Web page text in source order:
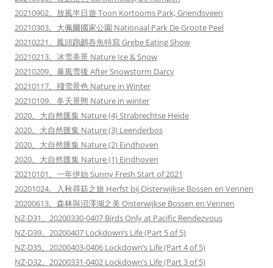
20210902。放風半日遊 Toon Kortooms Park, Griendsveen
20210303。大佩爾國家公園 Nationaal Park De Groote Peel
20210221。鳳頭鸊鷉吞魚特寫 Grebe Eating Show
20210213。冰雪美景 Nature Ice & Snow
20210209。暴風雪後 After Snowstorm Darcy
20210117。殘雪景色 Nature in Winter
20210109。冬天景態 Nature in winter
2020。大自然匯集 Nature (4) Strabrechtse Heide
2020。大自然匯集 Nature (3) Leenderbos
2020。大自然匯集 Nature (2) Eindhoven
2020。大自然匯集 Nature (1) Eindhoven
20210101。一年伊始 Sunny Fresh Start of 2021
20201024。入秋尋菇之旅 Herfst bij Oisterwijkse Bossen en Vennen
20200613。森林與沼澤湖之美 Oisterwijkse Bossen en Vennen
NZ-D31。20200330-0407 Birds Only at Pacific Rendezvous
NZ-D39。20200407 Lockdown’s Life (Part 5 of 5)
NZ-D35。20200403-0406 Lockdown’s Life (Part 4 of 5)
NZ-D32。20200331-0402 Lockdown’s Life (Part 3 of 5)